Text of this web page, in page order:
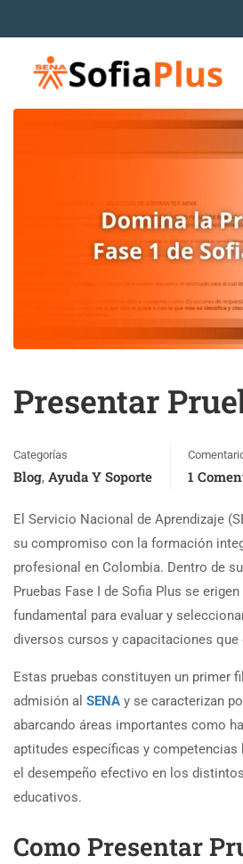
Presentar
Categorías
Blog, Ayuda Y Soporte 1
El Servicio Nacional de Aprendizaje
su compromiso con la formación
profesional en Colombia. Dentro de
Pruebas Fase I de Sofia Plus se
fundamental para evaluar y
diversos cursos y capacitaciones
Estas pruebas constituyen un primer
admisión al SENA y se caracterizan
abarcando áreas importantes como
aptitudes específicas y competencias
el desempeño efectivo en los
educativos.
Como Presentar